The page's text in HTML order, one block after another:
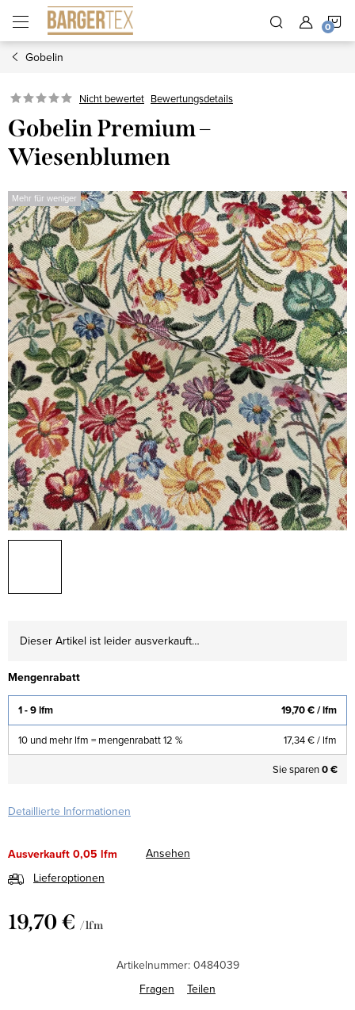
Inhalt
springen
Gobelin
Nicht bewertet Bewertungsdetails
Gobelin Premium –
Wiesenblumen
Mehr für weniger
Dieser Artikel ist leider ausverkauft…
Mengenrabatt
1 - 9 lfm 19,70 €/ lfm
10 und mehr lfm = mengenrabatt 12 % 17,34 €/ lfm
Sie sparen0 €
Detaillierte Informationen
Ausverkauft0,05 lfm
Ansehen
Lieferoptionen
19,70 € / lfm
Artikelnummer: 0484039
Fragen
Teilen